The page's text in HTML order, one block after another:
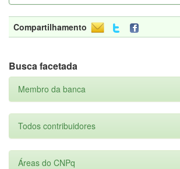
Compartilhamento
Busca facetada
Membro da banca
Todos contribuidores
Áreas do CNPq